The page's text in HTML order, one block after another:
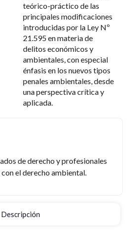
teórico-práctico de las
principales modificaciones
introducidas por la Ley Nº
21.595 en materia de
delitos económicos y
ambientales, con especial
énfasis en los nuevos tipos
penales ambientales, desde
una perspectiva crítica y
aplicada.
de derecho y profesionales
el derecho ambiental.
Descripción